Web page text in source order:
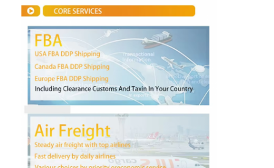
Σχετικά με εμάς
Γύρος εργοστασίων
Ποιοτικός έλεγχος
επαφή
Συνομιλία τώρα